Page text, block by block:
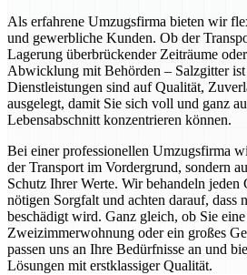
Als erfahrene Umzugsfirma bieten wir
und gewerbliche Kunden. Ob der
Lagerung überbrückender Zeiträume
Abwicklung mit Behörden – Salzgitter
Dienstleistungen sind auf Qualität,
ausgelegt, damit Sie sich voll und ganz
Lebensabschnitt konzentrieren können.
Bei einer professionellen Umzugsfirma
der Transport im Vordergrund, sondern
Schutz Ihrer Werte. Wir behandeln jeden
nötigen Sorgfalt und achten darauf, dass
beschädigt wird. Ganz gleich, ob Sie
Zweizimmerwohnung oder ein großes
passen uns an Ihre Bedürfnisse an und
Lösungen mit erstklassiger Qualität.